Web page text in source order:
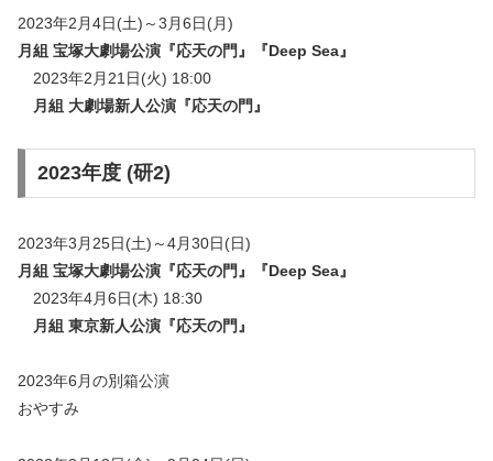
2023年2月4日(土)～3月6日(月)
月組 宝塚大劇場公演『応天の門』『Deep Sea』
2023年2月21日(火) 18:00
月組 大劇場新人公演『応天の門』
2023年度 (研2)
2023年3月25日(土)～4月30日(日)
月組 宝塚大劇場公演『応天の門』『Deep Sea』
2023年4月6日(木) 18:30
月組 東京新人公演『応天の門』
2023年6月の別箱公演
おやすみ